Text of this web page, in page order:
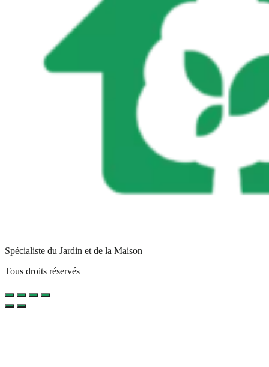
Spécialiste du Jardin et de la Maison
Tous droits réservés